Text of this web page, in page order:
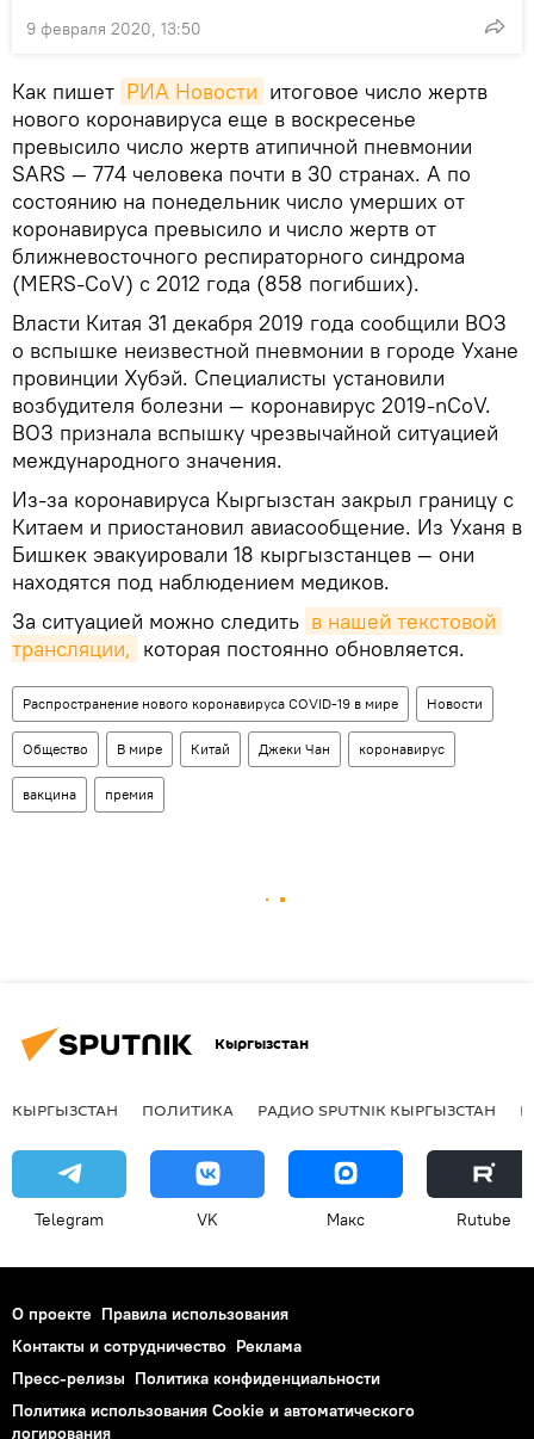
9 февраля 2020, 13:50
Как пишет РИА Новости итоговое число жертв
нового коронавируса еще в воскресенье
превысило число жертв атипичной пневмонии
SARS — 774 человека почти в 30 странах. А по
состоянию на понедельник число умерших от
коронавируса превысило и число жертв от
ближневосточного респираторного синдрома
(MERS-CoV) с 2012 года (858 погибших).
Власти Китая 31 декабря 2019 года сообщили ВОЗ
о вспышке неизвестной пневмонии в городе Ухане
провинции Хубэй. Специалисты установили
возбудителя болезни — коронавирус 2019-nCoV.
ВОЗ признала вспышку чрезвычайной ситуацией
международного значения.
Из-за коронавируса Кыргызстан закрыл границу с
Китаем и приостановил авиасообщение. Из Уханя в
Бишкек эвакуировали 18 кыргызстанцев — они
находятся под наблюдением медиков.
За ситуацией можно следить в нашей текстовой
трансляции, которая постоянно обновляется.
Распространение нового коронавируса COVID-19 в мире Новости
Общество В мире Китай Джеки Чан коронавирус
вакцина премия
Кыргызстан
КЫРГЫЗСТАН ПОЛИТИКА РАДИО SPUTNIK КЫРГЫЗСТАН
Telegram VK Макс Rutube
О проекте Правила использования
Контакты и сотрудничество Реклама
Пресс-релизы Политика конфиденциальности
Политика использования Cookie и автоматического
логирования